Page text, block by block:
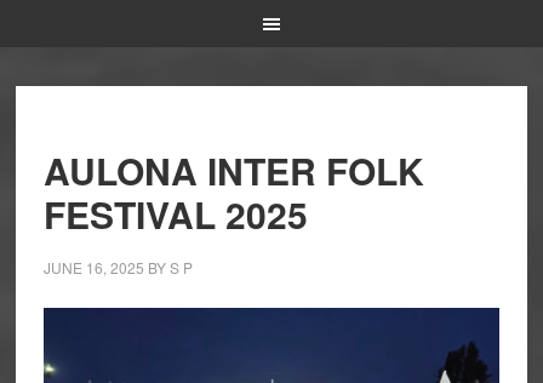
AULONA INTER FOLK
FESTIVAL 2025
JUNE 16, 2025 BYS P